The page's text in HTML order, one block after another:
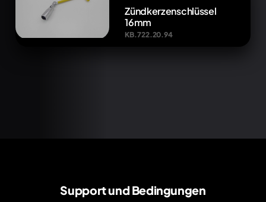
Zündkerzenschlüssel
16mm
KB.722.20.94
Support und Bedingungen